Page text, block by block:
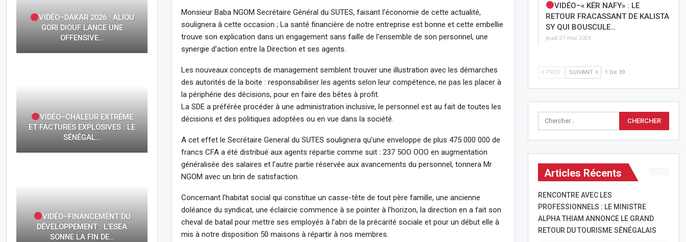
Monsieur Baba NGOM Secrétaire Général du SUTES, faisant l’économie de cette actualité,
soulignera à cette occasion ; La santé financière de notre entreprise est bonne et cette embellie
trouve son explication dans un engagement sans faille de l’ensemble de son personnel, une
synergie d’action entre la Direction et ses agents.
Les nouveaux concepts de management semblent trouver une illustration avec les démarches
des autorités de la boite : responsabiliser les agents selon leur compétence, ne pas les placer à
la périphérie des décisions, pour en faire des bêtes à profit.
La SDE a préférée procéder à une administration inclusive, le personnel est au fait de toutes les
décisions et des politiques adoptées ou en vue dans la société.
A cet effet le Secrétaire General du SUTES soulignera qu’une enveloppe de plus 475 000 000 de
francs CFA a été distribué aux agents répartie comme suit : 237 5OO OOO en augmentation
généralisée des salaires et l’autre partie réservée aux avancements du personnel, tonnera Mr
NGOM avec un brin de satisfaction.
Concernant l’habitat social qui constitue un casse-tête de tout père famille, une ancienne
doléance du syndicat, une éclaircie commence à se pointer à l’horizon, la direction en a fait son
cheval de batail pour mettre ses employés à l’abri de la précarité sociale et pour un début elle à
mis à notre disposition 50 maisons à répartir à nos membres.
VIDÉO–« KËR NAFY» : LE
RETOUR FRACASSANT DE KALISTA
SY QUI BOUSCULE…
jeudi 21 mai 2026
PREV SUIVANT 1 De 39
Articles Récents
RENCONTRE AVEC LES
PROFESSIONNELS : LE MINISTRE
ALPHA THIAM ANNONCE LE GRAND
RETOUR DU TOURISME SÉNÉGALAIS
VIDÉO–DAKAR 2026 : ALIOU
GORI DIOUF LANCE UNE
OFFENSIVE…
VIDÉO–CHALEUR EXTRÊME
ET FACTURES EXPLOSIVES : LE
SÉNÉGAL…
VIDÉO–FINANCEMENT DU
DÉVELOPPEMENT : L’ESEA
SONNE LA FIN DE…